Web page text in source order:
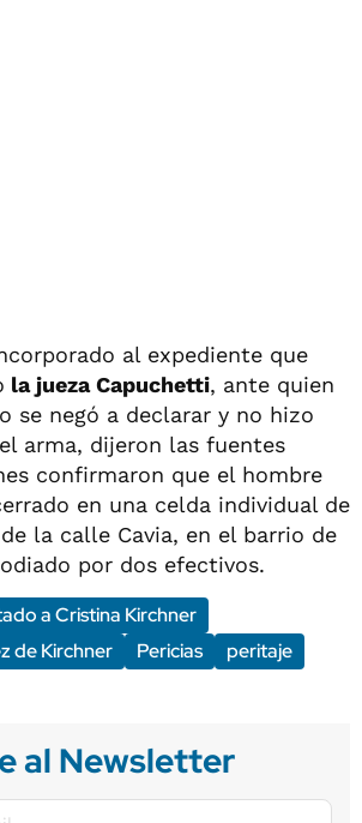
al expediente que
la jueza Capuchetti, ante quien
se negó a declarar y no hizo
arma, dijeron las fuentes
confirmaron que el hombre
en una celda individual de
la calle Cavia, en el barrio de
por dos efectivos.
a Cristina Kirchner
de Kirchner
Pericias
peritaje
al Newsletter